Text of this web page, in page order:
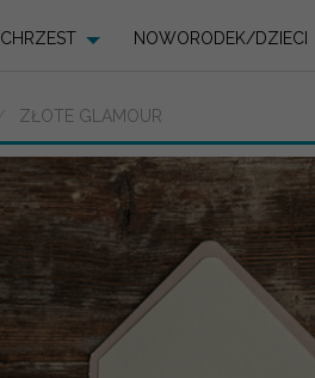
CHRZEST NOWORODEK/DZIECI
ZŁOTE GLAMOUR